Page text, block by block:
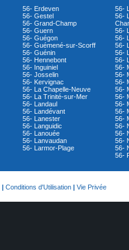
56- Erdeven
56- Gestel
56- Grand-Champ
56- Guern
56- Guégon
56- Guémené-sur-Scorff
56- Guénin
56- Hennebont
56- Inguiniel
56- Josselin
56- Kervignac
56- La Chapelle-Neuve
56- La Trinité-sur-Mer
56- Landaul
56- Landévant
56- Lanester
56- Languidic
56- Lanouée
56- Lanvaudan
56- Larmor-Plage
56-
56-
56-
56-
56-
56-
56-
56-
56-
56-
56-
56-
56-
56-
56-
56-
56-
56-
56-
56-
| Conditions d'Utilisation | Vie Privée